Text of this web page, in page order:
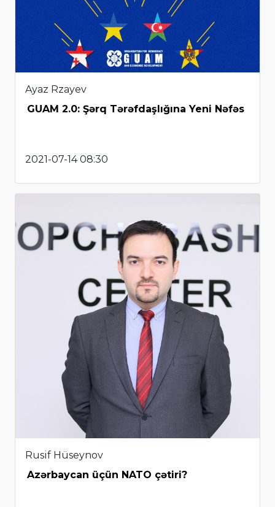
Ayaz Rzayev
GUAM 2.0: Şərq Tərəfdaşlığına Yeni Nəfəs
2021-07-14 08:30
Rusif Hüseynov
Azərbaycan üçün NATO çətiri?